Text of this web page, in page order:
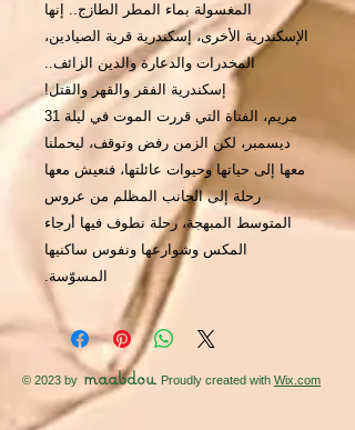
المغسولة بماء المطر الطازج.. إنها
الإسكندرية الأخرى، إسكندرية قرية الصيادين،
المخدرات والدعارة والدين الزائف..
إسكندرية الفقر والقهر والقتل!
مريم، الفتاة التي قررت الموت في ليلة 31
ديسمبر، لكن الزمن رفض وتوقف، ليحملنا
معها إلى حياتها وحيوات عائلتها، فنعيش معها
رحلة إلى الجانب المظلم من عروس
المتوسط المبهجة، رحلة نطوف فيها أرجاء
المكس وشوارعها ونفوس ساكنيها
المسوّسة.
© 2023 bymaabdou. Proudly created with Wix.com